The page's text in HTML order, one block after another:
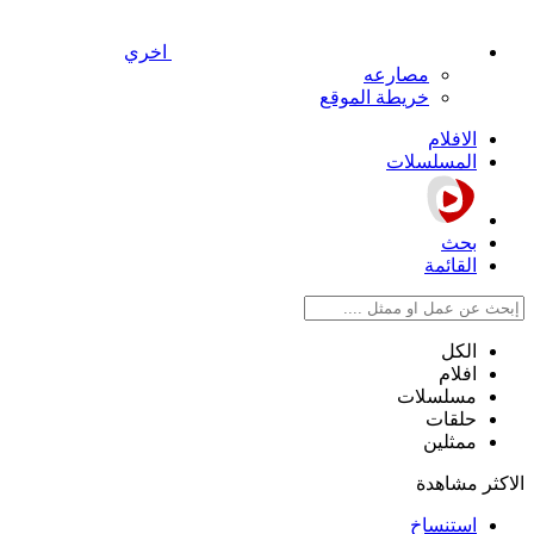
اخري
مصارعه
خريطة الموقع
الافلام
المسلسلات
بحث
القائمة
الكل
افلام
مسلسلات
حلقات
ممثلين
الاكثر مشاهدة
استنساخ